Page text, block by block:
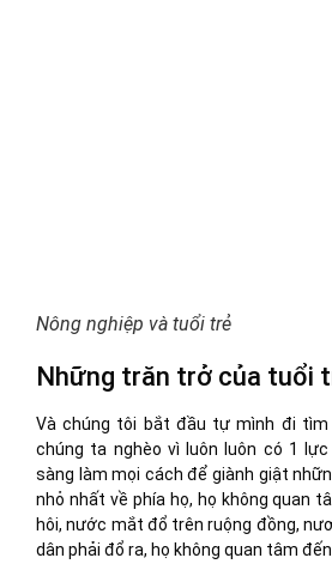
Nông nghiệp và tuổi trẻ
Những trăn trở của tuổi
Và chúng tôi bắt đầu tự mình đi tìm
chúng ta nghèo vì luôn luôn có 1
sàng làm mọi cách để giành giật
nhỏ nhất về phía họ, họ không quan
hôi, nước mắt đổ trên ruộng đồng,
dân phải đổ ra, họ không quan tâm